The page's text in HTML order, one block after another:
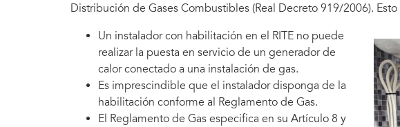
Distribución de Gases Combustibles (Real Decreto 919/2006).
Un instalador con habilitación en el RITE no puede
realizar la puesta en servicio de un generador de
calor conectado a una instalación de gas.
Es imprescindible que el instalador disponga de la
habilitación conforme al Reglamento de Gas.
El Reglamento de Gas especifica en su Artículo 8 y